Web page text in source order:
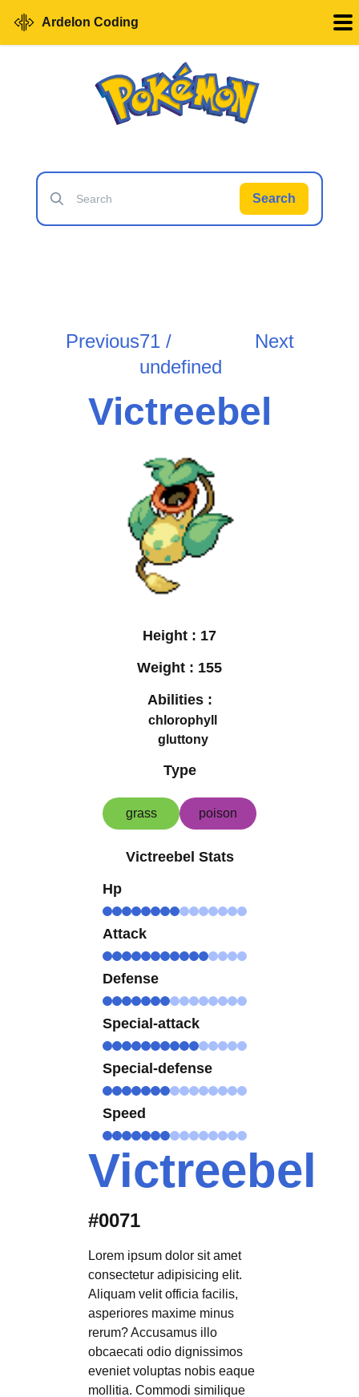
Ardelon Coding
Search
Previous71 /
undefined
Next
Victreebel
Height : 17
Weight : 155
Abilities :
chlorophyll
gluttony
Type
grass poison
Victreebel Stats
Hp
Attack
Defense
Special-attack
Special-defense
Speed
Victreebel
#0071
Lorem ipsum dolor sit amet
consectetur adipisicing elit.
Aliquam velit officia facilis,
asperiores maxime minus
rerum? Accusamus illo
obcaecati odio dignissimos
eveniet voluptas nobis eaque
mollitia. Commodi similique